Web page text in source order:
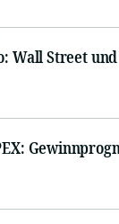
Wall Street